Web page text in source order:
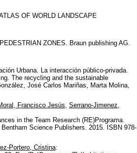
OF WORLD LANDSCAPE
ZONES. Braun publishing AG.
Urbana. La interacción público-privada.
The recycling and the sustainable
José Carlos Mariñas, Marta Molina,
Francisco Jesús, Serrano-Jimenez,
in the Team Research (RE)Programa.
Science Publishers. 2015. ISBN 978-
Portero, Cristina: